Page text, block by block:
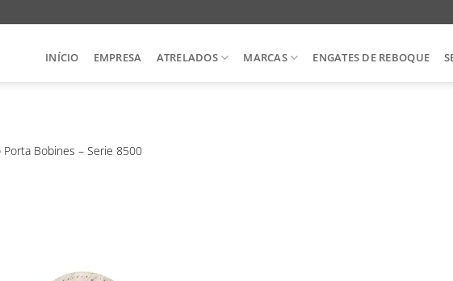
INÍCIO EMPRESA ATRELADOS MARCAS ENGATES DE REBOQUE
Porta Bobines – Serie 8500